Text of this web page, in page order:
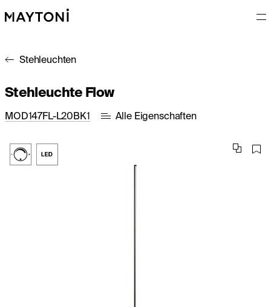
Stehleuchten
Stehleuchte Flow
MOD147FL-L20BK1 Alle Eigenschaften